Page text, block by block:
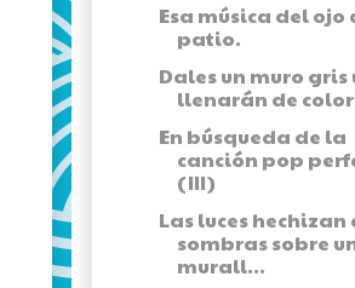
Esa música del ojo
patio.
Dales un muro gris
llenarán de
En búsqueda de la
canción pop
(III)
Las luces hechizan
sombras sobre
murall...